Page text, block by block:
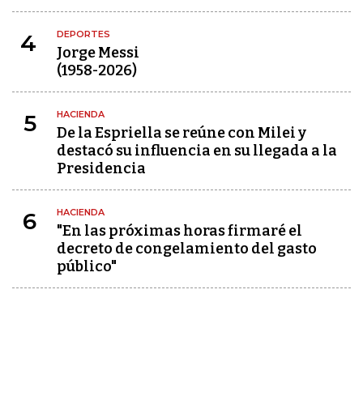
4 DEPORTES
Jorge Messi
(1958-2026)
5 HACIENDA
De la Espriella se reúne con Milei y
destacó su influencia en su llegada a la
Presidencia
6 HACIENDA
"En las próximas horas firmaré el
decreto de congelamiento del gasto
público"